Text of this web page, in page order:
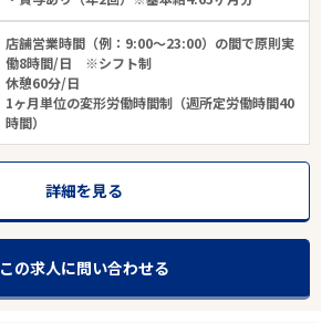
店舗営業時間（例：9:00～23:00）の間で原則実
働8時間/日 ※シフト制
休憩60分/日
1ヶ月単位の変形労働時間制（週所定労働時間40
時間）
詳細を見る
この求人に問い合わせる